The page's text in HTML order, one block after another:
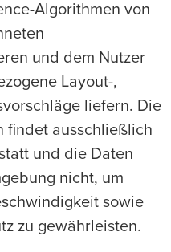
Algorithmen von
und dem Nutzer
Layout-,
liefern. Die
findet ausschließlich
und die Daten
nicht, um
sowie
zu gewährleisten.